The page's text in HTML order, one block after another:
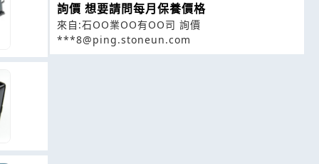
詢價 想要請問每月保養價格
來自:石OO業OO有OO司 詢價
***8@ping.stoneun.com